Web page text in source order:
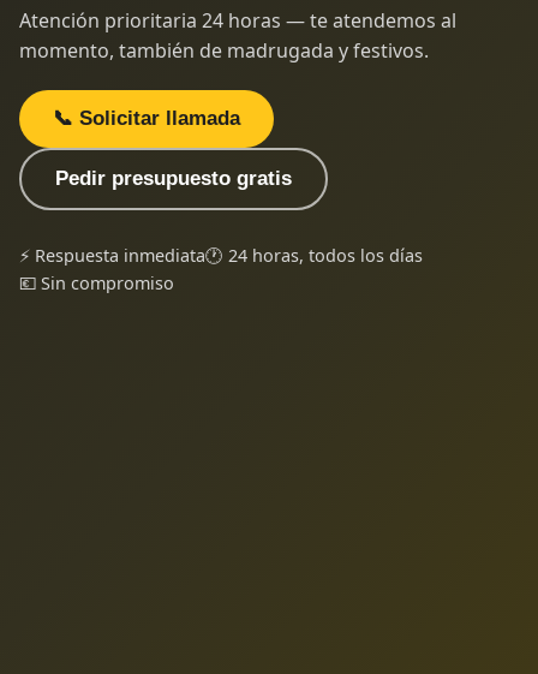
Atención prioritaria 24 horas — te atendemos al
momento, también de madrugada y festivos.
📞 Solicitar llamada
Pedir presupuesto gratis
⚡ Respuesta inmediata🕐 24 horas, todos los días
💶 Sin compromiso